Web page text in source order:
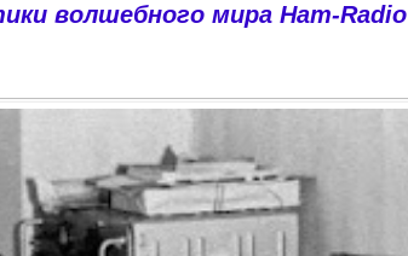
волшебного мираHam-Radio